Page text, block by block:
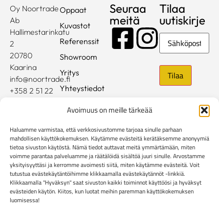
Avoimuus on meille tärkeää
Haluamme varmistaa, että verkkosivustomme tarjoaa sinulle parhaan
mahdollisen käyttökokemuksen. Käytämme evästeitä kerätäksemme anonyymiä
tietoa sivuston käytöstä. Nämä tiedot auttavat meitä ymmärtämään, miten
voimme parantaa palveluamme ja räätälöidä sisältöä juuri sinulle. Arvostamme
yksityisyyttäsi ja kerromme avoimesti siitä, miten käytämme evästeitä. Voit
tutustua evästekäytäntöihimme klikkaamalla evästekäytännöt -linkkiä.
Klikkaamalla "Hyväksyn" saat sivuston kaikki toiminnot käyttöösi ja hyväksyt
evästeiden käytön. Kiitos, kun luotat meihin paremman käyttökokemuksen
luomisessa!
Oy Noortrade
Ab
Hallimestarinkatu
2
20780
Kaarina
info@noortrade.fi
+358 2 51 22
Oppaat
Kuvastot
Referenssit
Showroom
Yritys
Yhteystiedot
Mediapankki
Seuraa
meitä
Tilaa
uutiskirje
Sähköposti
Rekisteri- ja tietosuojaseloste
Kuluttaja-asiakkaiden toimitusehdot
Yritysasiakkaiden toimitusehdotReklamaatiolomake
Evästekäytännöt